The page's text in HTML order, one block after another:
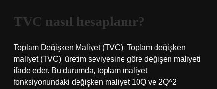
TVC nasıl hesaplanır?
Toplam Değişken Maliyet (TVC): Toplam değişken
maliyet (TVC), üretim seviyesine göre değişen maliyeti
ifade eder. Bu durumda, toplam maliyet
fonksiyonundaki değişken maliyet 10Q ve 2Q^2